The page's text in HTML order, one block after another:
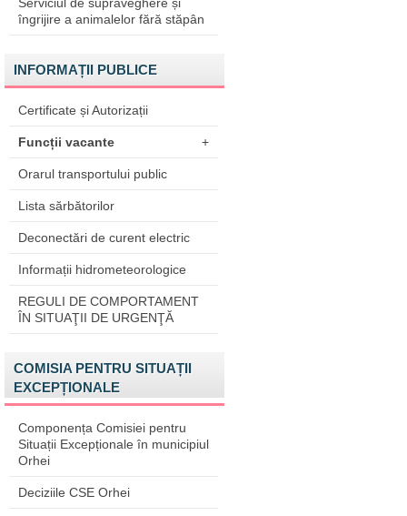
îngrijire a animalelor fără stăpân
INFORMAȚII PUBLICE
Certificate și Autorizații
Funcții vacante +
Orarul transportului public
Lista sărbătorilor
Deconectări de curent electric
Informații hidrometeorologice
REGULI DE COMPORTAMENT
ÎN SITUAŢII DE URGENŢĂ
COMISIA PENTRU SITUAȚII
EXCEPȚIONALE
Componența Comisiei pentru
Situații Excepționale în municipiul
Orhei
Deciziile CSE Orhei